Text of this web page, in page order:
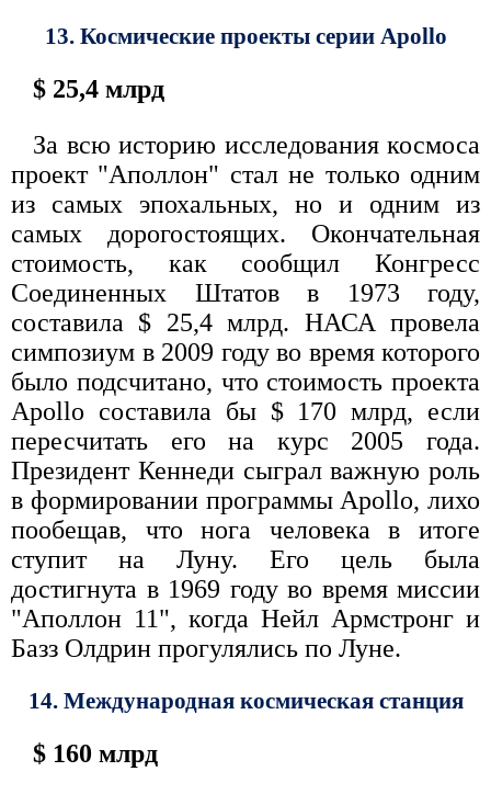
13. Космические проекты серии Apollo
$ 25,4 млрд
За всю историю исследования космоса
проект "Аполлон" стал не только одним
из самых эпохальных, но и одним из
самых дорогостоящих. Окончательная
стоимость, как сообщил Конгресс
Соединенных Штатов в 1973 году,
составила $ 25,4 млрд. НАСА провела
симпозиум в 2009 году во время которого
было подсчитано, что стоимость проекта
Apollo составила бы $ 170 млрд, если
пересчитать его на курс 2005 года.
Президент Кеннеди сыграл важную роль
в формировании программы Apollo, лихо
пообещав, что нога человека в итоге
ступит на Луну. Его цель была
достигнута в 1969 году во время миссии
"Аполлон 11", когда Нейл Армстронг и
Базз Олдрин прогулялись по Луне.
14. Международная космическая станция
$ 160 млрд